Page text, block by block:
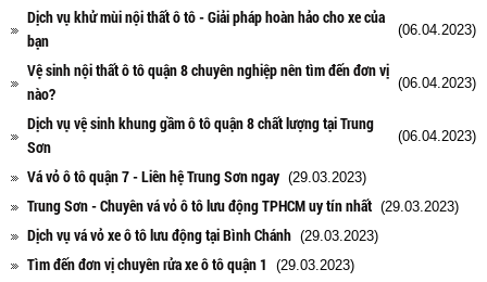
Dịch vụ khử mùi nội thất ô tô - Giải pháp hoàn hảo cho xe của
bạn
(06.04.2023)
Vệ sinh nội thất ô tô quận 8 chuyên nghiệp nên tìm đến đơn vị
nào?
(06.04.2023)
Dịch vụ vệ sinh khung gầm ô tô quận 8 chất lượng tại Trung
Sơn
(06.04.2023)
Vá vỏ ô tô quận 7 - Liên hệ Trung Sơn ngay (29.03.2023)
Trung Sơn - Chuyên vá vỏ ô tô lưu động TPHCM uy tín nhất (29.03.2023)
Dịch vụ vá vỏ xe ô tô lưu động tại Bình Chánh (29.03.2023)
Tìm đến đơn vị chuyên rửa xe ô tô quận 1 (29.03.2023)